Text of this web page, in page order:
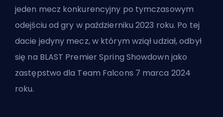
jeden mecz konkurencyjny po tymczasowym
odejściu od gry w październiku 2023 roku. Po tej
dacie jedyny mecz, w którym wziął udział, odbył
się na BLAST Premier Spring Showdown jako
zastępstwo dla Team Falcons 7 marca 2024
roku.